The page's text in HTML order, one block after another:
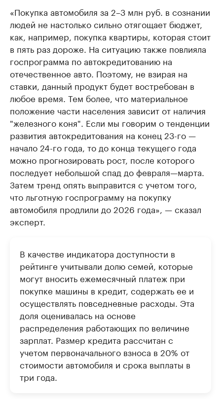
«Покупка автомобиля за 2–3 млн руб. в сознании
людей не настолько сильно отягощает бюджет,
как, например, покупка квартиры, которая стоит
в пять раз дороже. На ситуацию также повлияла
госпрограмма по автокредитованию на
отечественное авто. Поэтому, не взирая на
ставки, данный продукт будет востребован в
любое время. Тем более, что материальное
положение части населения зависит от наличия
"железного коня". Если мы говорим о тенденции
развития автокредитования на конец 23-го —
начало 24-го года, то до конца текущего года
можно прогнозировать рост, после которого
последует небольшой спад до февраля—марта.
Затем тренд опять выправится с учетом того,
что льготную госпрограмму на покупку
автомобиля продлили до 2026 года», — сказал
эксперт.
В качестве индикатора доступности в
рейтинге учитывали долю семей, которые
могут вносить ежемесячный платеж при
покупке машины в кредит, содержать ее и
осуществлять повседневные расходы. Эта
доля оценивалась на основе
распределения работающих по величине
зарплат. Размер кредита рассчитан с
учетом первоначального взноса в 20% от
стоимости автомобиля и срока выплаты в
три года.